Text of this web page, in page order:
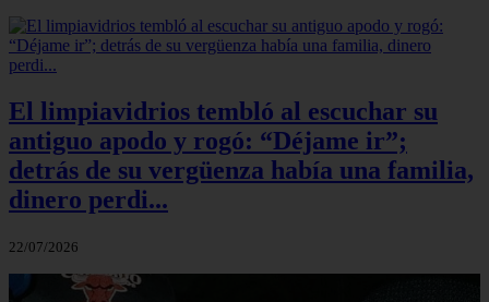
El limpiavidrios tembló al escuchar su
antiguo apodo y rogó: “Déjame ir”;
detrás de su vergüenza había una familia,
dinero perdi...
22/07/2026